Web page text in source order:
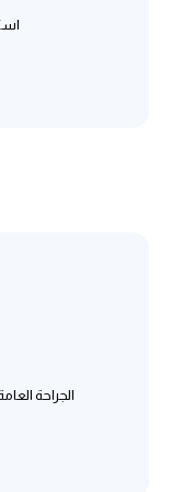
الجراحة